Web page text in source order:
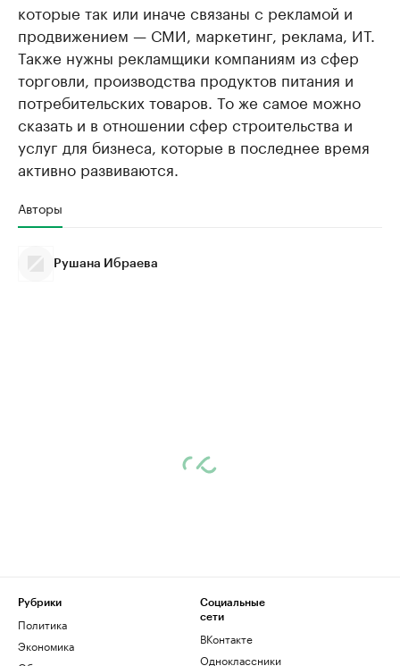
которые так или иначе связаны с рекламой и
продвижением — СМИ, маркетинг, реклама, ИТ.
Также нужны рекламщики компаниям из сфер
торговли, производства продуктов питания и
потребительских товаров. То же самое можно
сказать и в отношении сфер строительства и
услуг для бизнеса, которые в последнее время
активно развиваются.
Авторы
Рушана Ибраева
Рубрики
Политика
Экономика
Социальные
сети
ВКонтакте
Одноклассники